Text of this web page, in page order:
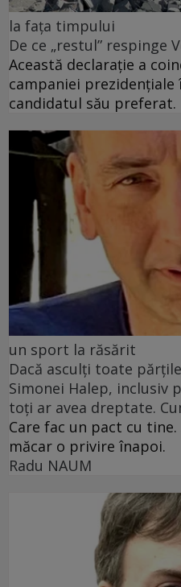
la fața timpului
De ce „restul” respinge
Această declarație a
campaniei prezidențiale
candidatul său preferat.
un sport la răsărit
Dacă asculți toate
Simonei Halep, inclusiv
toți ar avea dreptate.
Care fac un pact cu
măcar o privire înapoi.
Radu NAUM